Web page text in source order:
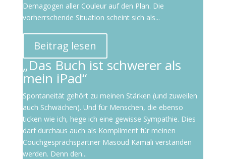
Demagogen aller Couleur auf den Plan. Die
vorherrschende Situation scheint sich als...
Beitrag lesen
„Das Buch ist schwerer als
mein iPad“
Spontaneität gehört zu meinen Stärken (und zuweilen
auch Schwächen). Und für Menschen, die ebenso
ticken wie ich, hege ich eine gewisse Sympathie. Dies
darf durchaus auch als Kompliment für meinen
Couchgesprächspartner Masoud Kamali verstanden
werden. Denn den...